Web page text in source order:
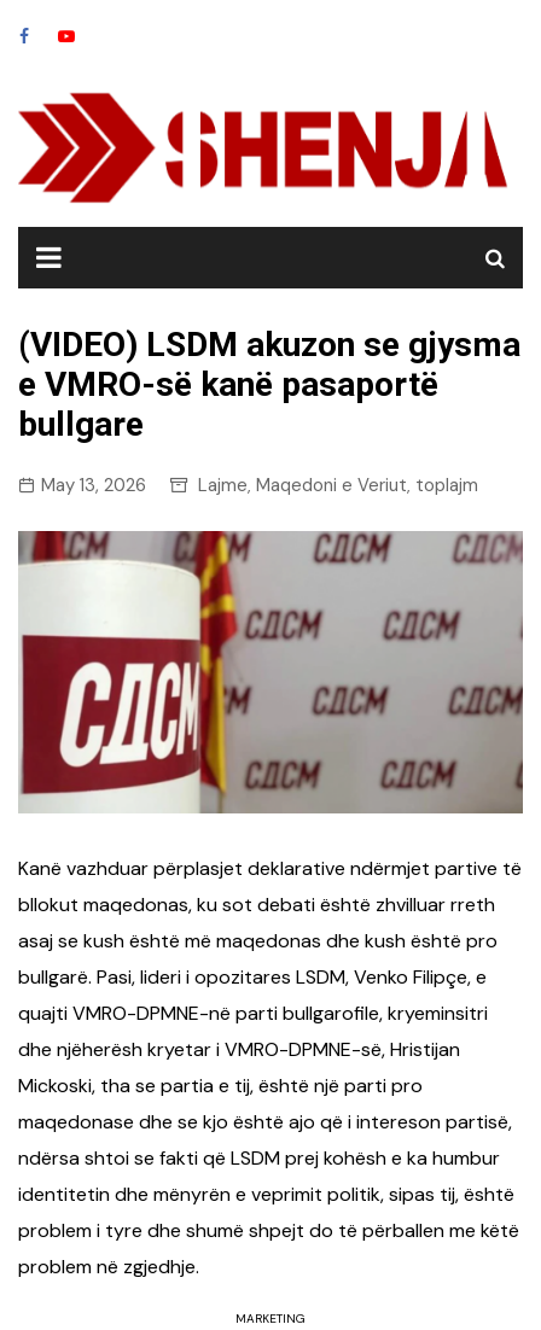
(VIDEO) LSDM akuzon se gjysma
e VMRO-së kanë pasaportë
bullgare
May 13, 2026 Lajme, Maqedoni e Veriut, toplajm
Kanë vazhduar përplasjet deklarative ndërmjet partive të
bllokut maqedonas, ku sot debati është zhvilluar rreth
asaj se kush është më maqedonas dhe kush është pro
bullgarë. Pasi, lideri i opozitares LSDM, Venko Filipçe, e
quajti VMRO-DPMNE-në parti bullgarofile, kryeminsitri
dhe njëherësh kryetar i VMRO-DPMNE-së, Hristijan
Mickoski, tha se partia e tij,është një parti pro
maqedonase dhe se kjo është ajo që i intereson partisë,
ndërsa shtoi se fakti që LSDMprej kohësh e ka humbur
identitetin dhe mënyrën e veprimit politik, sipas tij, është
problem i tyre dhe shumë shpejt do të përballen me këtë
problem në zgjedhje.
MARKETING